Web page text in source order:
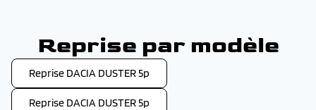
Reprise par modèle
Reprise DACIA DUSTER 5p
Reprise DACIA DUSTER 5p